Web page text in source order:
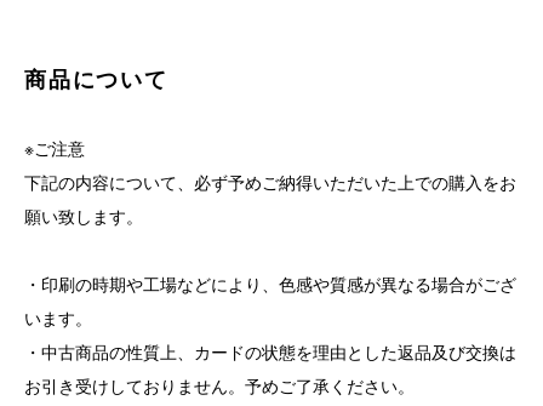
商品について
※ご注意
下記の内容について、必ず予めご納得いただいた上での購入をお
願い致します。
・印刷の時期や工場などにより、色感や質感が異なる場合がござ
います。
・中古商品の性質上、カードの状態を理由とした返品及び交換は
お引き受けしておりません。予めご了承ください。